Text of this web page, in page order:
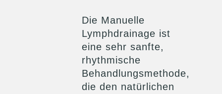
Die Manuelle
Lymphdrainage ist
eine sehr sanfte,
rhythmische
Behandlungsmethode,
die den natürlichen